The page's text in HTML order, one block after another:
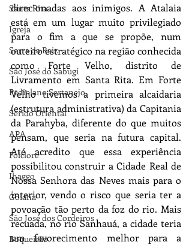
Santa Rita
Igreja
Serra da Raiz
São José do Sabugí
Pediplano Sertanejo
Seridó Oriental
APA
Folclore
Ihaggo
Goiana
São José dos Cordeiros
Boqueirão
direcionadas aos inimigos. A Atalaia
está em um lugar muito privilegiado
para o fim a que se propõe, num
outeiro estratégico na região conhecida
como Forte Velho, distrito de
Livramento em Santa Rita. Em Forte
Velho tivemos a primeira alcaidaria
(estrutura administrativa) da Capitania
da Parahyba, diferente do que muitos
pensam, que seria na futura capital.
Até acredito que essa experiência
possibilitou construir a Cidade Real de
Nossa Senhora das Neves mais para o
interior, vendo o risco que seria ter a
povoação tão perto da foz do rio. Mais
recuada, no rio Sanhauá, a cidade teria
um favorecimento melhor para a